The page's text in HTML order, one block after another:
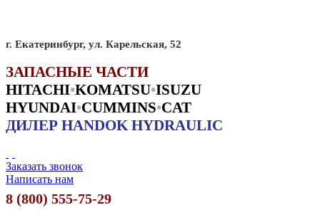
г. Екатеринбург, ул. Карельская, 52
ЗАПАСНЫЕ ЧАСТИ
HITACHI•KOMATSU•ISUZU
HYUNDAI•CUMMINS•CAT
ДИЛЕР HANDOK HYDRAULIC
Заказать звонок
Написать нам
8 (800) 555-75-29